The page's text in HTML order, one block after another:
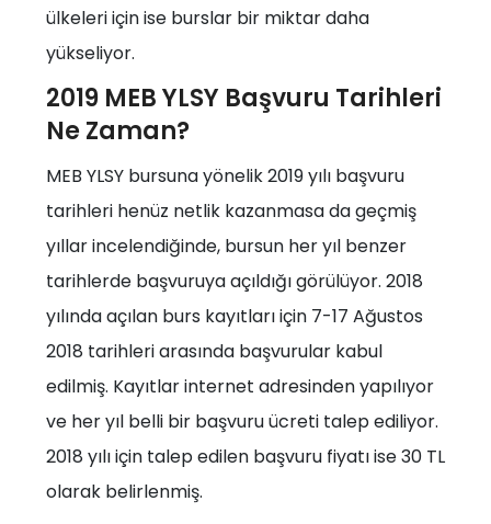
ülkeleri için ise burslar bir miktar daha
yükseliyor.
2019 MEB YLSY Başvuru Tarihleri
Ne Zaman?
MEB YLSY bursuna yönelik 2019 yılı başvuru
tarihleri henüz netlik kazanmasa da geçmiş
yıllar incelendiğinde, bursun her yıl benzer
tarihlerde başvuruya açıldığı görülüyor. 2018
yılında açılan burs kayıtları için 7-17 Ağustos
2018 tarihleri arasında başvurular kabul
edilmiş. Kayıtlar internet adresinden yapılıyor
ve her yıl belli bir başvuru ücreti talep ediliyor.
2018 yılı için talep edilen başvuru fiyatı ise 30 TL
olarak belirlenmiş.